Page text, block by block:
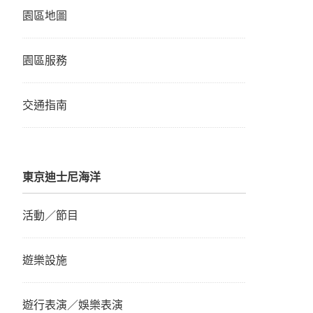
園區地圖
園區服務
交通指南
東京迪士尼海洋
活動／節目
遊樂設施
遊行表演／娛樂表演